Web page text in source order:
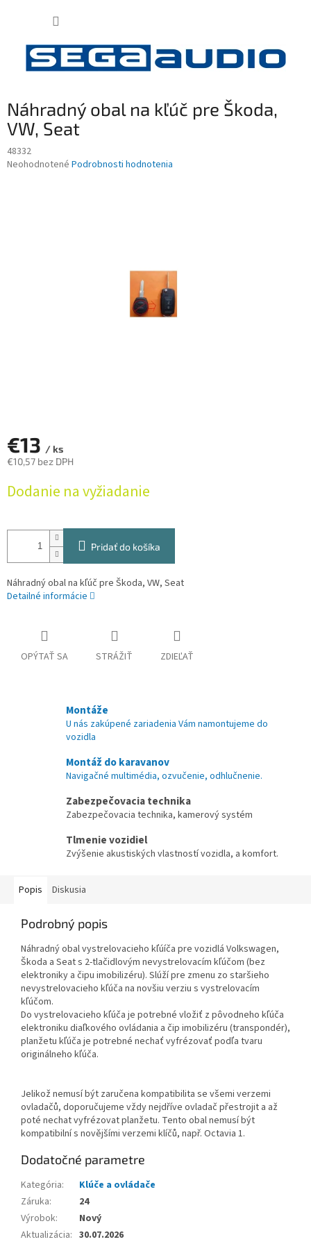
Náhradný obal na kľúč pre Škoda,
VW, Seat
48332
Priemerné
Neohodnotené Podrobnosti hodnotenia
€13 / ks
€10,57 bez DPH
cena:
Dodanie na vyžiadanie
Pridať do košíka
Náhradný obal na kľúč pre Škoda, VW, Seat
Detailné informácie
OPÝTAŤ SA STRÁŽIŤ ZDIEĽAŤ
Montáže
U nás zakúpené zariadenia Vám namontujeme do
vozidla
Montáž do karavanov
Navigačné multimédia, ozvučenie, odhlučnenie.
Zabezpečovacia technika
Zabezpečovacia technika, kamerový systém
Tlmenie vozidiel
Zvýšenie akustiských vlastností vozidla, a komfort.
Popis Diskusia
Podrobný popis
Náhradný obal vystrelovacieho kľúíča pre vozidlá Volkswagen,
Škoda a Seat s 2-tlačidlovým nevystrelovacím kľúčom (bez
elektroniky a čipu imobilizéru). Slúží pre zmenu zo staršieho
nevystrelovacieho kľúča na novšiu verziu s vystrelovacím
kľúčom.
Do vystrelovacieho kľúča je potrebné vložiť z pôvodneho kľúča
elektroniku diaľkového ovládania a čip imobilizéru (transpondér),
planžetu kľúča je potrebné nechať vyfrézovať podľa tvaru
originálneho kľúča.
Jelikož nemusí být zaručena kompatibilita se všemi verzemi
ovladačů, doporučujeme vždy nejdříve ovladač přestrojit a až
poté nechat vyfrézovat planžetu. Tento obal nemusí být
kompatibilní s novějšími verzemi klíčů, např. Octavia 1.
Dodatočné parametre
Kategória:
Klúče a ovládače
Záruka:
24
Výrobok:
Nový
Aktualizácia: 30.07.2026